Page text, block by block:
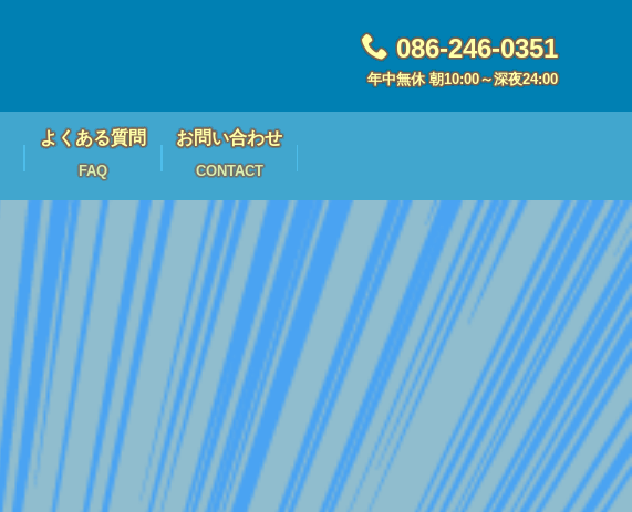
086-246-0351
年中無休 朝10:00～深夜24:00
よくある質問
FAQ
お問い合わせ
CONTACT